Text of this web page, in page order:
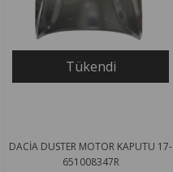
Tükendi
DACİA DUSTER MOTOR KAPUTU 17-
651008347R